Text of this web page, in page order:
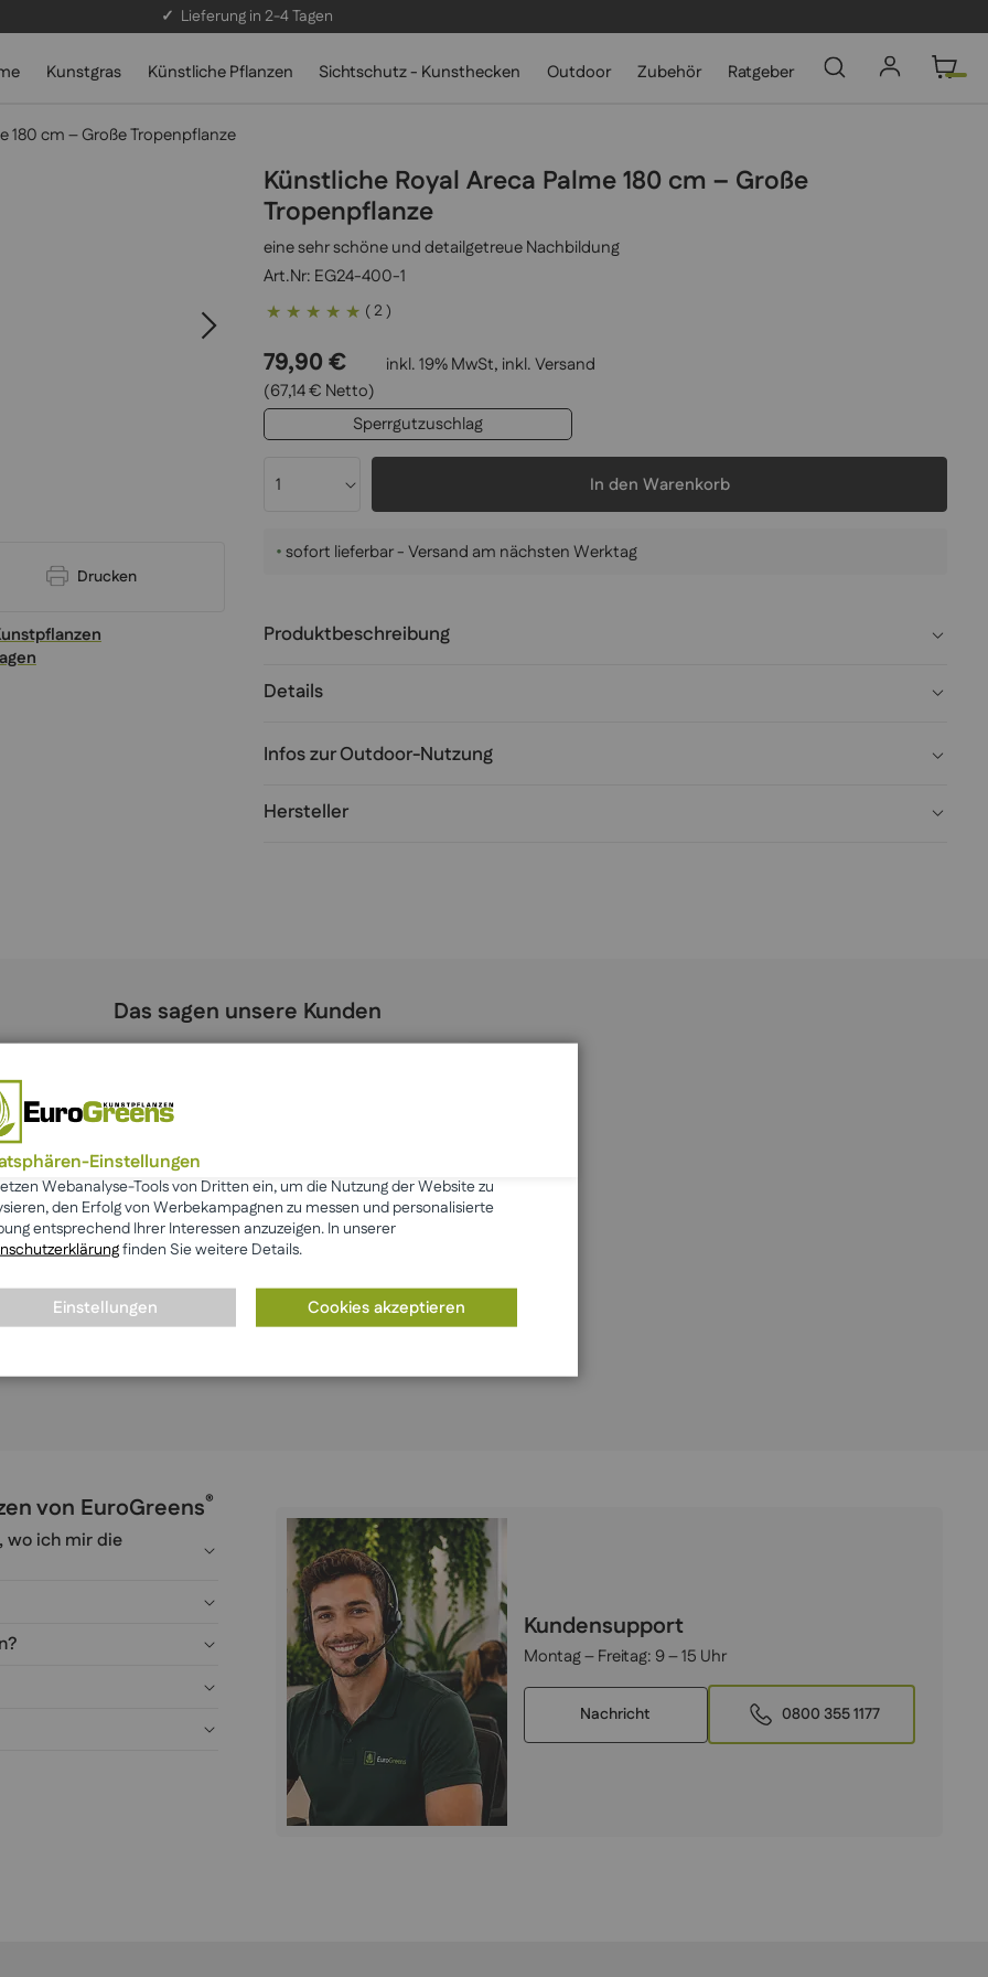
✓ Lieferung in 2-4 Tagen
Kunstgras Künstliche Pflanzen Sichtschutz - Kunsthecken Outdoor Zubehör Ratgeber
180 cm – Große Tropenpflanze
Drucken
Künstliche Royal Areca Palme 180 cm – Große
Tropenpflanze
eine sehr schöne und detailgetreue Nachbildung
EG24-400-1
Bewertung:
( 2 )
79,90 €
(67,14 € Netto)
inkl. 19% MwSt, inkl.Versand
Sperrgutzuschlag
In den Warenkorb
•sofort lieferbar - Versand am nächsten Werktag
Produktbeschreibung
Details
Infos zur Outdoor-Nutzung
Hersteller
Das sagen unsere Kunden
100%
"Fazit: mega Auswahl, schnelle Abwicklung und
von EuroGreens®
wo ich mir die
Kundensupport
Montag – Freitag: 9 – 15 Uhr
Nachricht 0800 355 1177
Einstellungen
Webanalyse-Tools von Dritten ein, um die Nutzung der Website zu
den Erfolg von Werbekampagnen zu messen und personalisierte
entsprechend Ihrer Interessen anzuzeigen. In unserer
finden Sie weitere Details.
Cookies akzeptieren
Einstellungen